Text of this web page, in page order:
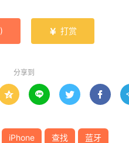
)  打赏
分享到
   
iPhone 查找 蓝牙